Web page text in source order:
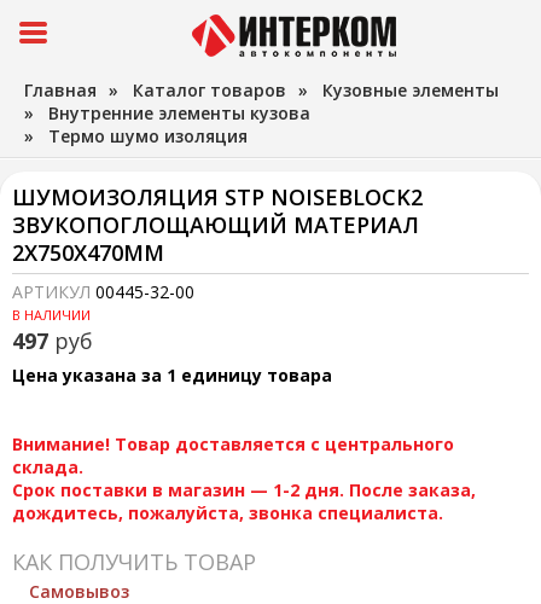
Главная » Каталог товаров » Кузовные элементы
» Внутренние элементы кузова
» Термо шумо изоляция
ШУМОИЗОЛЯЦИЯ STP NOISEBLOCK2
ЗВУКОПОГЛОЩАЮЩИЙ МАТЕРИАЛ
2Х750Х470ММ
АРТИКУЛ 00445-32-00
В НАЛИЧИИ
497 руб
Цена указана за 1 единицу товара
Внимание! Товар доставляется с центрального
склада.
Срок поставки в магазин — 1-2 дня. После заказа,
дождитесь, пожалуйста, звонка специалиста.
КАК ПОЛУЧИТЬ ТОВАР
Самовывоз